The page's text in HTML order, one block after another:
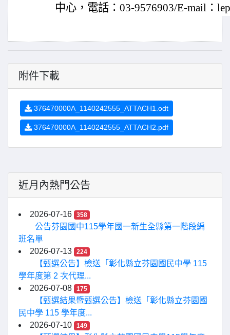
中心，電話：03-9576903/E-mail：
附件下載
376470000A_1140242555_ATTACH1.odt
376470000A_1140242555_ATTACH2.pdf
近月內熱門公告
2026-07-16 358
公告芬園國中115學年國一新生全縣第一階段編
班名單
2026-07-13
224
【甄選公告】檢送「彰化縣立芬園國民中學 115
學年度第 2 次代理...
2026-07-08
175
【甄選結果暨甄選公告】檢送「彰化縣立芬園國
民中學 115 學年度...
2026-07-10
149